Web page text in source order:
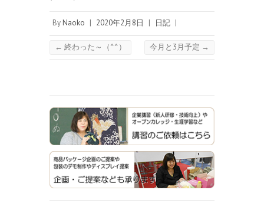
By Naoko | 2020年2月8日 | 日記 |
← 終わった～（^^） 今月と3月予定 →